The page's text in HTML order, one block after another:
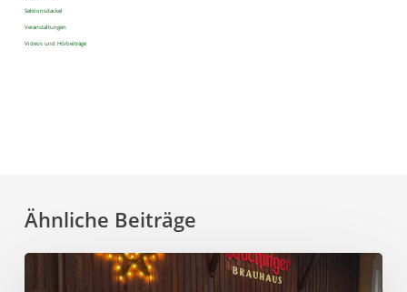
Sektionsdackel
Veranstaltungen
Videos und Hörbeiträge
Ähnliche Beiträge